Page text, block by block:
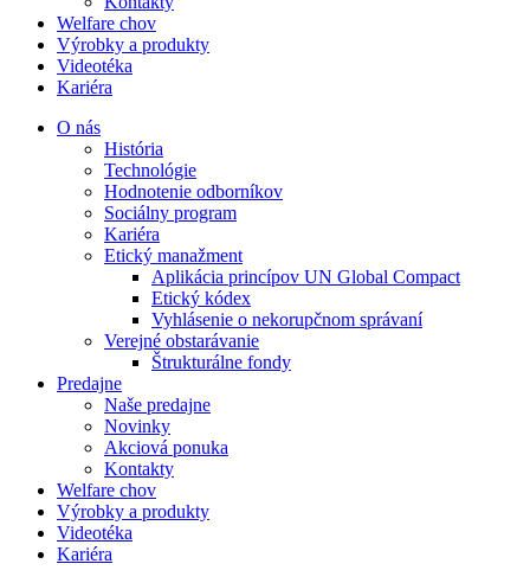
Welfare chov
Výrobky a produkty
Videotéka
Kariéra
O nás
História
Technológie
Hodnotenie odborníkov
Sociálny program
Kariéra
Etický manažment
Aplikácia princípov UN Global Compact
Etický kódex
Vyhlásenie o nekorupčnom správaní
Verejné obstarávanie
Štrukturálne fondy
Predajne
Naše predajne
Novinky
Akciová ponuka
Kontakty
Welfare chov
Výrobky a produkty
Videotéka
Kariéra